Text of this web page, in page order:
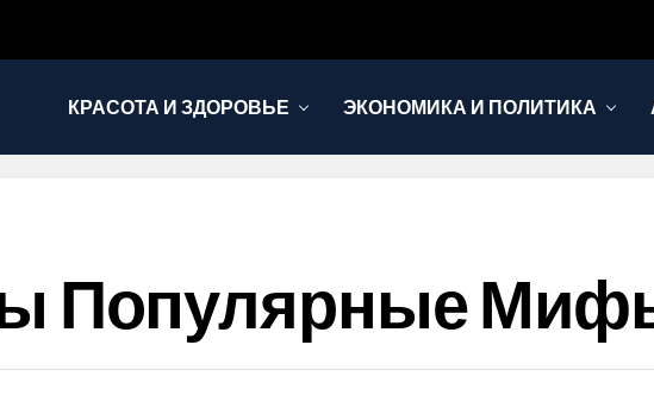
КРАСОТА И ЗДОРОВЬЕ ЭКОНОМИКА И ПОЛИТИКА
Популярные